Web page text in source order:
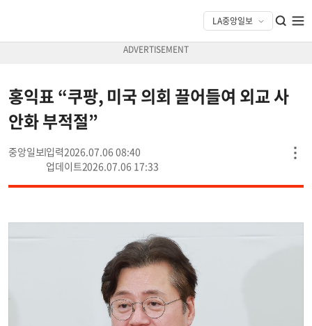
홍익표 “쿠팡, 미국 의회 끌어들여 외교 사
안화 부적절”
중앙일보
2026.07.06 08:40
2026.07.06 17:33